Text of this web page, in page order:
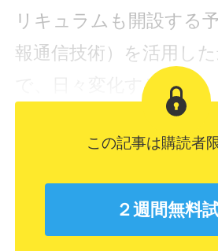
リキュラムも開設する
報通信技術）を活用し
で、日々変化する...
この記事は購読者
２週間無料